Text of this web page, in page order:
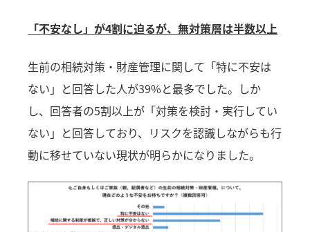
「不安なし」が4割に迫るが、無対策層は半数以上
生前の相続対策・財産管理に関して「特に不安は
ない」と回答した人が39%と最多でした。しか
し、回答者の5割以上が「対策を検討・実行してい
ない」と回答しており、リスクを認識しながらも行
動に移せていない現状が明らかになりました。